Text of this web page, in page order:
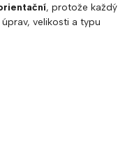
, protože každý
velikosti a typu